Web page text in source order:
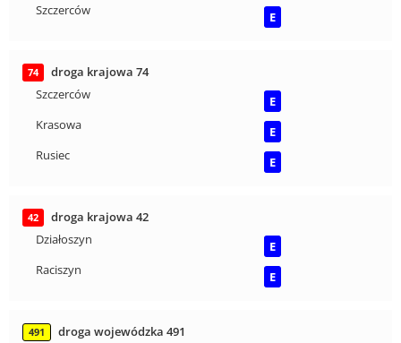
Szczerców
E
74
droga krajowa 74
Szczerców
E
Krasowa
E
Rusiec
E
42
droga krajowa 42
Działoszyn
E
Raciszyn
E
491
droga wojewódzka 491